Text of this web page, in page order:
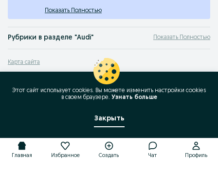
Показать Полностью
Рубрики в разделе "Audi"
100,200,80,90,А2,А3,А4,А5,А6,A6 Allroad,А8,Allroad quattro,Cabriolet,
Показать Полностью
Карта сайта
Карта бизнес-страницы
Популярные запросы
Главная Избранное Создать Чат Профиль
Этот сайт использует cookies. Вы можете изменить настройки cookies
в своeм браузере. Узнать больше
Закрыть